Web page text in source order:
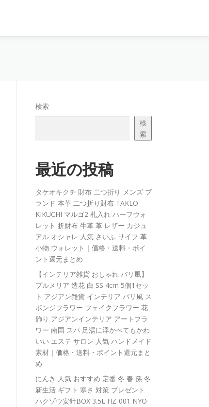
検索
検
索
最近の投稿
タケオキクチ 財布 二つ折り メンズ ブ
ランド 本革 二つ折り財布 TAKEO
KIKUCHI マルゴ2 札入れ ハーフウォ
レット 折財布 牛革 革 レザー カジュ
アル オシャレ 人気 さいふ サイフ 革
小物 ウォレット｜価格・送料・ポイ
ント還元まとめ
【インテリア雑貨 おしゃれ バリ風】
プルメリア 造花 白 SS 4cm 5個1セッ
ト アジアン雑貨 インテリア バリ風 ス
ポンジフラワー フェイクフラワー 花
飾り アジアンインテリア アートフラ
ワー 南国 スパ 足湯に浮かべてもかわ
いい エステ サロン 人気 ハンドメイド
素材｜価格・送料・ポイント還元まと
め
にんき 人気 おすすめ 定番 冬 春 孫 冬
新生活 ギフト 寒さ 対策 プレゼント
ハクゾウ安針BOX 3.5L HZ-001 NYO